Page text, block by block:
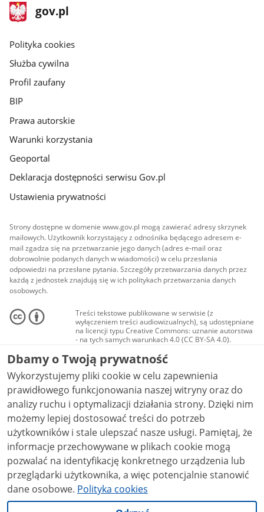
stopka
gov.pl
Strona
gov.pl
gov.pl
Polityka cookies
Służba cywilna
Profil zaufany
BIP
Prawa autorskie
Warunki korzystania
Geoportal
Deklaracja dostępności serwisu Gov.pl
Ustawienia prywatności
Strony dostępne w domenie www.gov.pl mogą zawierać adresy skrzynek
mailowych. Użytkownik korzystający z odnośnika będącego adresem e-
mail zgadza się na przetwarzanie jego danych (adres e-mail oraz
dobrowolnie podanych danych w wiadomości) w celu przesłania
odpowiedzi na przesłane pytania. Szczegóły przetwarzania danych przez
każdą z jednostek znajdują się w ich politykach przetwarzania danych
osobowych.
Treści tekstowe publikowane w serwisie (z
wyłączeniem treści audiowizualnych), są udostępniane
na licencji typu Creative Commons: uznanie autorstwa
- na tych samych warunkach 4.0 (CC BY-SA 4.0).
Materiały audiowizualne, w tym zdjęcia, materiały
audio i wideo, są udostępniane na licencji typu
Creative Commons: uznanie autorstwa użycie
niekomercyjne - bez utworów zależnych 4.0 (CC BY-
NC-ND 4.0), o ile nie jest to stwierdzone inaczej.
Dbamy o Twoją prywatność
Wykorzystujemy pliki cookie w celu zapewnienia
prawidłowego funkcjonowania naszej witryny oraz do
analizy ruchu i optymalizacji działania strony. Dzięki nim
możemy lepiej dostosować treści do potrzeb
użytkowników i stale ulepszać nasze usługi. Pamiętaj, że
informacje przechowywane w plikach cookie mogą
pozwalać na identyfikację konkretnego urządzenia lub
przeglądarki użytkownika, a więc potencjalnie stanowić
dane osobowe. Polityka cookies